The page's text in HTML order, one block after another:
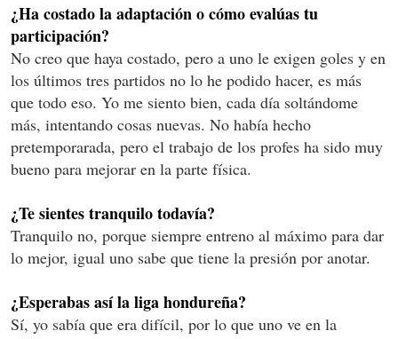
¿Ha costado la adaptación o cómo evalúas tu
participación?
No creo que haya costado, pero a uno le exigen goles y en
los últimos tres partidos no lo he podido hacer, es más
que todo eso. Yo me siento bien, cada día soltándome
más, intentando cosas nuevas. No había hecho
pretemporarada, pero el trabajo de los profes ha sido muy
bueno para mejorar en la parte física.
¿Te sientes tranquilo todavía?
Tranquilo no, porque siempre entreno al máximo para dar
lo mejor, igual uno sabe que tiene la presión por anotar.
¿Esperabas así la liga hondureña?
Sí, yo sabía que era difícil, por lo que uno ve en la